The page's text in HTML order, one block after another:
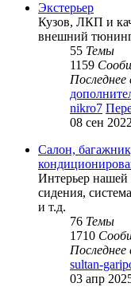
Экстерьер
Кузов, ЛКП и
внешний
55 Темы
1159
Последнее
nikro7
08 сен
Салон,
Интерьер нашей
сидения,
и т.д.
76 Темы
1710
Последнее
sultan-
03 апр